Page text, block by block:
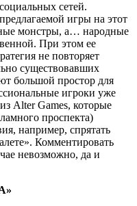
сетей.
игры на этот
монстры, а… народные
При этом ее
не повторяет
существовавших
большой простор для
игроки уже
Alter Games, которые
проспекта)
например, спрятать
Комментировать
невозможно, да и